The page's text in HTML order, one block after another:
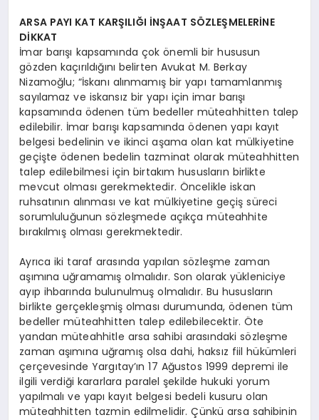
ARSA PAYI KAT KARŞILIĞI İNŞAAT SÖZLEŞMELERİNE
DİKKAT
İmar barışı kapsamında çok önemli bir hususun
gözden kaçırıldığını belirten Avukat M. Berkay
Nizamoğlu; “İskanı alınmamış bir yapı tamamlanmış
sayılamaz ve iskansız bir yapı için imar barışı
kapsamında ödenen tüm bedeller müteahhitten talep
edilebilir. İmar barışı kapsamında ödenen yapı kayıt
belgesi bedelinin ve ikinci aşama olan kat mülkiyetine
geçişte ödenen bedelin tazminat olarak müteahhitten
talep edilebilmesi için birtakım hususların birlikte
mevcut olması gerekmektedir. Öncelikle iskan
ruhsatının alınması ve kat mülkiyetine geçiş süreci
sorumluluğunun sözleşmede açıkça müteahhite
bırakılmış olması gerekmektedir.
Ayrıca iki taraf arasında yapılan sözleşme zaman
aşımına uğramamış olmalıdır. Son olarak yükleniciye
ayıp ihbarında bulunulmuş olmalıdır. Bu hususların
birlikte gerçekleşmiş olması durumunda, ödenen tüm
bedeller müteahhitten talep edilebilecektir. Öte
yandan müteahhitle arsa sahibi arasındaki sözleşme
zaman aşımına uğramış olsa dahi, haksız fiil hükümleri
çerçevesinde Yargıtay’ın 17 Ağustos 1999 depremi ile
ilgili verdiği kararlara paralel şekilde hukuki yorum
yapılmalı ve yapı kayıt belgesi bedeli kusuru olan
müteahhitten tazmin edilmelidir. Çünkü arsa sahibinin